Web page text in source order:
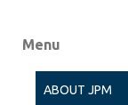
Menu
ABOUT JPM